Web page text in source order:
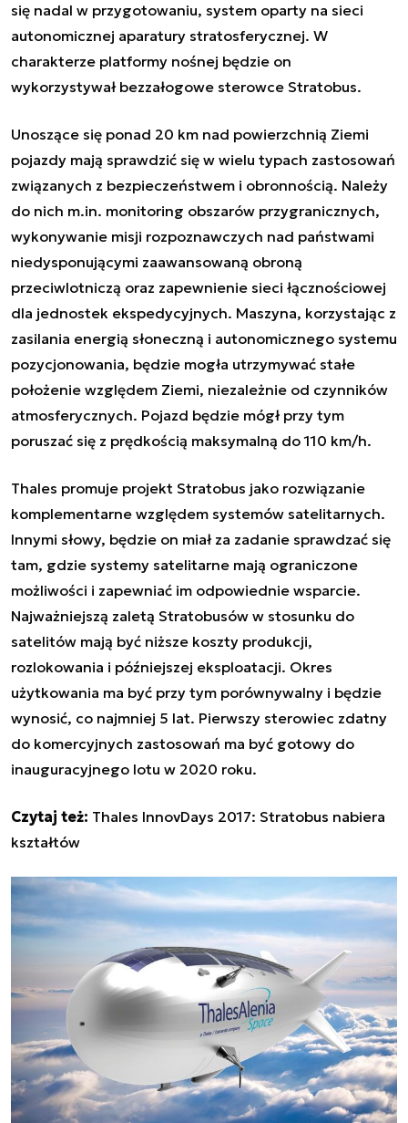
się nadal w przygotowaniu, system oparty na sieci
autonomicznej aparatury stratosferycznej. W
charakterze platformy nośnej będzie on
wykorzystywał bezzałogowe sterowce Stratobus.
Unoszące się ponad 20 km nad powierzchnią Ziemi
pojazdy mają sprawdzić się w wielu typach zastosowań
związanych z bezpieczeństwem i obronnością. Należy
do nich m.in. monitoring obszarów przygranicznych,
wykonywanie misji rozpoznawczych nad państwami
niedysponującymi zaawansowaną obroną
przeciwlotniczą oraz zapewnienie sieci łącznościowej
dla jednostek ekspedycyjnych. Maszyna, korzystając z
zasilania energią słoneczną i autonomicznego systemu
pozycjonowania, będzie mogła utrzymywać stałe
położenie względem Ziemi, niezależnie od czynników
atmosferycznych. Pojazd będzie mógł przy tym
poruszać się z prędkością maksymalną do 110 km/h.
Thales promuje projekt Stratobus jako rozwiązanie
komplementarne względem systemów satelitarnych.
Innymi słowy, będzie on miał za zadanie sprawdzać się
tam, gdzie systemy satelitarne mają ograniczone
możliwości i zapewniać im odpowiednie wsparcie.
Najważniejszą zaletą Stratobusów w stosunku do
satelitów mają być niższe koszty produkcji,
rozlokowania i późniejszej eksploatacji. Okres
użytkowania ma być przy tym porównywalny i będzie
wynosić, co najmniej 5 lat. Pierwszy sterowiec zdatny
do komercyjnych zastosowań ma być gotowy do
inauguracyjnego lotu w 2020 roku.
Czytaj też: Thales InnovDays 2017: Stratobus nabiera
kształtów